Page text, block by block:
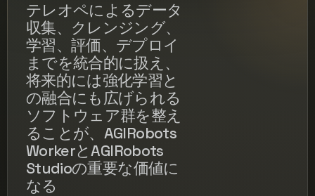
テレオペによるデータ
収集、クレンジング、
学習、評価、デプロイ
までを統合的に扱え、
将来的には強化学習と
の融合にも広げられる
ソフトウェア群を整え
ることが、AGIRobots
WorkerとAGIRobots
Studioの重要な価値に
なる